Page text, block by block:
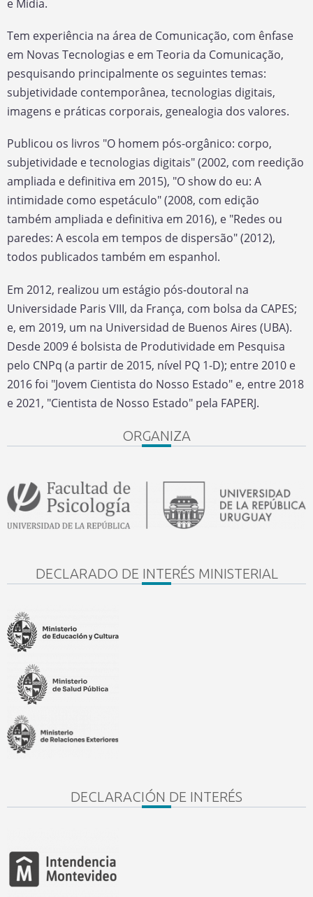
e Mídia.
Tem experiência na área de Comunicação, com ênfase
em Novas Tecnologias e em Teoria da Comunicação,
pesquisando principalmente os seguintes temas:
subjetividade contemporânea, tecnologias digitais,
imagens e práticas corporais, genealogia dos valores.
Publicou os livros "O homem pós-orgânico: corpo,
subjetividade e tecnologias digitais" (2002, com reedição
ampliada e definitiva em 2015), "O show do eu: A
intimidade como espetáculo" (2008, com edição
também ampliada e definitiva em 2016), e "Redes ou
paredes: A escola em tempos de dispersão" (2012),
todos publicados também em espanhol.
Em 2012, realizou um estágio pós-doutoral na
Universidade Paris VIII, da França, com bolsa da CAPES;
e, em 2019, um na Universidad de Buenos Aires (UBA).
Desde 2009 é bolsista de Produtividade em Pesquisa
pelo CNPq (a partir de 2015, nível PQ 1-D); entre 2010 e
2016 foi "Jovem Cientista do Nosso Estado" e, entre 2018
e 2021, "Cientista de Nosso Estado" pela FAPERJ.
ORGANIZA
DECLARADO DE INTERÉS MINISTERIAL
DECLARACIÓN DE INTERÉS